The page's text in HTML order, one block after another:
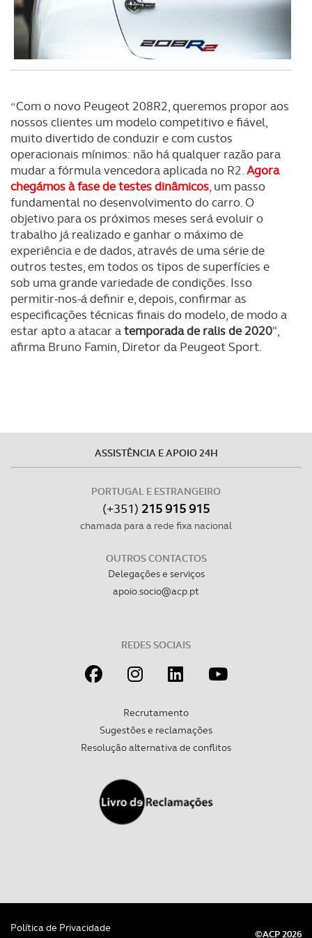
utilização do nosso site de publicidade e de análise, com
parceiros e organizações na UE e em países terceiros.
O ACP garantirá que as transferências internacionais de
necessário no contexto dos serviços a prestar.
tecnologias similares pode ter impacto na sua
experiência de navegação no Website e nos serviços
disponibilizados.
Consulte a política de cookies do site.
“Com o novo Peugeot 208R2, queremos propor aos
nossos clientes um modelo competitivo e fiável,
muito divertido de conduzir e com custos
operacionais mínimos: não há qualquer razão para
mudar a fórmula vencedora aplicada no R2.Agora
chegámos à fase de testes dinâmicos, um passo
fundamental no desenvolvimento do carro. O
objetivo para os próximos meses será evoluir o
trabalho já realizado e ganhar o máximo de
experiência e de dados, através de uma série de
outros testes, em todos os tipos de superfícies e
sob uma grande variedade de condições. Isso
permitir-nos-á definir e, depois, confirmar as
especificações técnicas finais do modelo, de modo a
estar apto a atacar atemporada de ralis de 2020",
afirma Bruno Famin, Diretor da Peugeot Sport.
ASSISTÊNCIA E APOIO 24H
PORTUGAL E ESTRANGEIRO
(+351) 215 915 915
chamada para a rede fixa nacional
OUTROS CONTACTOS
Delegações e serviços
apoio.socio@acp.pt
REDES SOCIAIS
Recrutamento
Sugestões e reclamações
Resolução alternativa de conflitos
Política de Privacidade
©ACP 2026